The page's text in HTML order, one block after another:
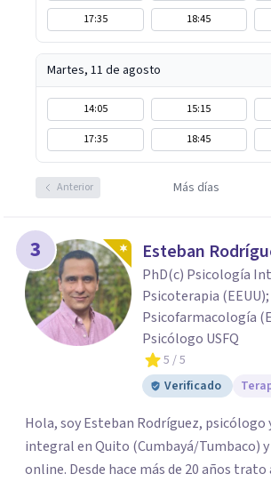
17:35
18:45
Martes, 11 de agosto
14:05 15:15
17:35
18:45
Anterior Más días
3 Esteban
PhD(c) Psicología
Psicoterapia (EEUU);
Psicofarmacología
Psicólogo USFQ
5 / 5
Verificado
Hola, soy Esteban Rodríguez,
integral en Quito (Cumbayá/Tumbaco)
online. Desde hace más de 20 años trato